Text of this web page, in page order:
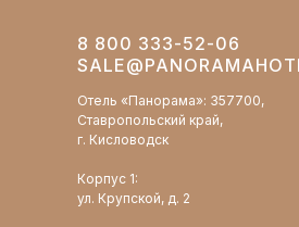
8 800 333-52-06
Отель «Панорама»: 357700,
Ставропольский край,
г. Кисловодск
Корпус 1:
ул. Крупской, д. 2